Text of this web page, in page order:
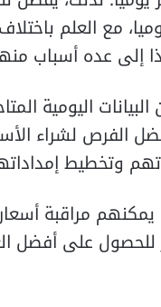
مع العلم
إلى عده أسباب
اليومية
الفرص لشراء
وتخطيط
يمكنهم مراقبة
للحصول على أفضل